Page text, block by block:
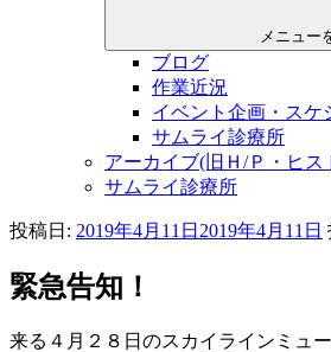
メニュー
ブログ
作業近況
イベント企画・スケ
サムライ診療所
アーカイブ(旧Ｈ/Ｐ・ヒス
サムライ診療所
投稿日: 2019年4月11日 2019年4月11日
緊急告知！
来る４月２８日のスカイラインミュ